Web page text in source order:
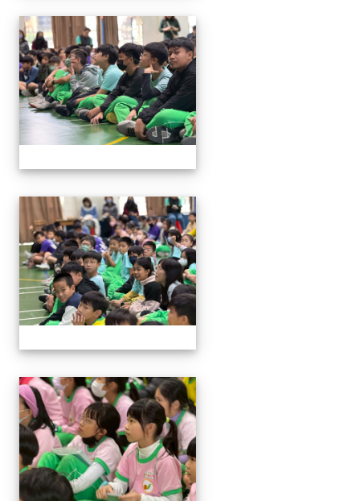
114與作家有約_林佑儒老師
114與作家有約_林佑儒老師
114與作家有約_林佑儒老師